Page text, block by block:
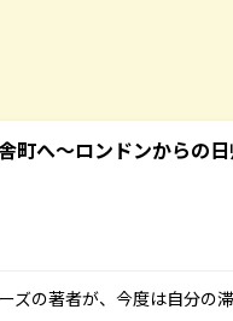
町へ～ロンドンからの
ズの著者が、今度は自分の